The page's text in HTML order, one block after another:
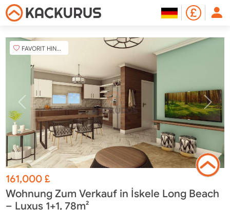
FAVORIT HINZUFÜGEN
161,000£
Wohnung Zum Verkauf in İskele Long Beach
– Luxus 1+1, 78m²